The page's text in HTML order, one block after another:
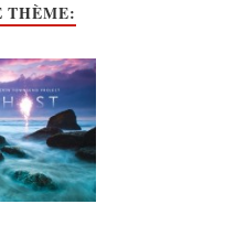
THÈME: